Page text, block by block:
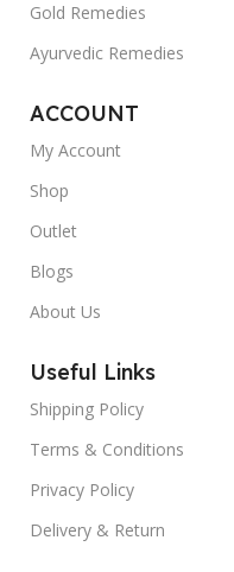
Gold Remedies
Ayurvedic Remedies
ACCOUNT
My Account
Shop
Outlet
Blogs
About Us
Useful Links
Shipping Policy
Terms & Conditions
Privacy Policy
Delivery & Return